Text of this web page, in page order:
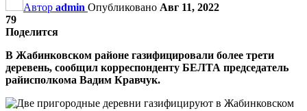
Автор admin Опубликовано Авг 11, 2022
79
Поделится
В Жабинковском районе газифицировали более трети
деревень, сообщил корреспонденту БЕЛТА председатель
райисполкома Вадим Кравчук.